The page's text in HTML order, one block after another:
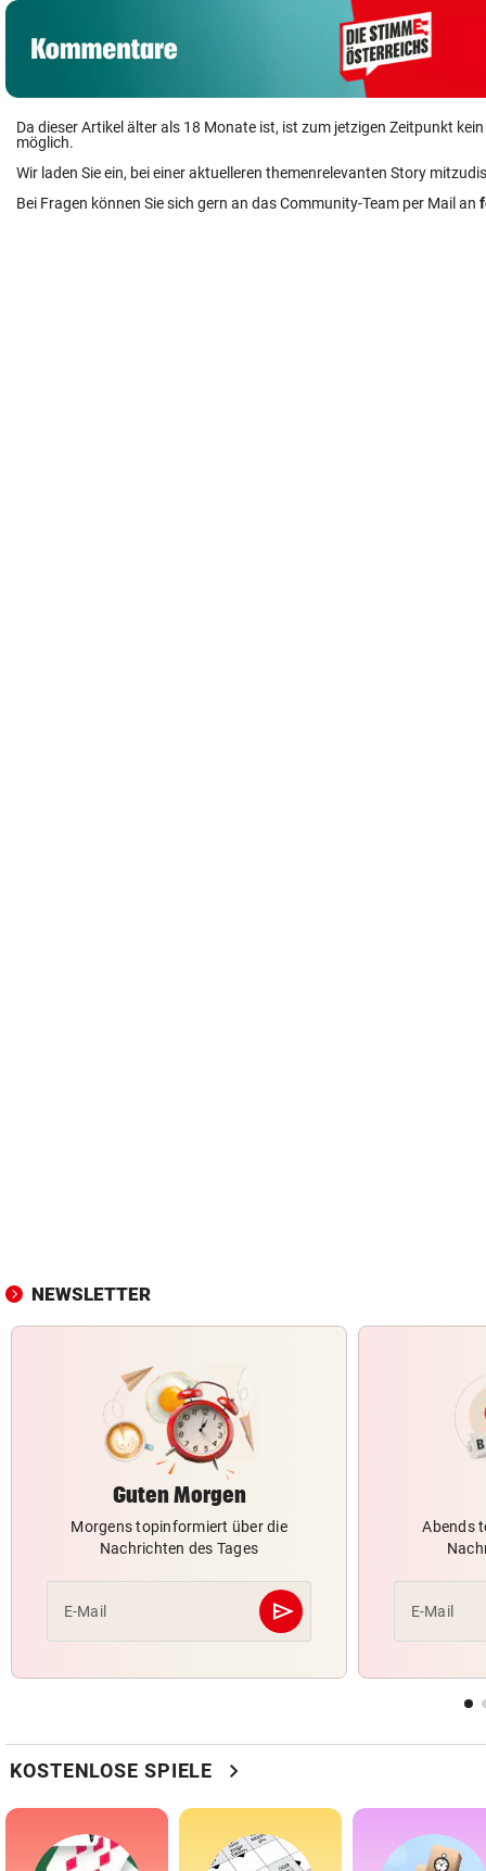
Da dieser Artikel älter als 18 Monate ist, ist zum jetzigen Zeitpunkt
möglich.
Wir laden Sie ein, bei einer aktuelleren themenrelevanten Story
Bei Fragen können Sie sich gern an das Community-Team per Mail an
NEWSLETTER
Guten Morgen
Morgens topinformiert über die
Nachrichten des Tages
E-Mail send
Abschicken
Abends
E-Mail
KOSTENLOSE SPIELE chevron_right